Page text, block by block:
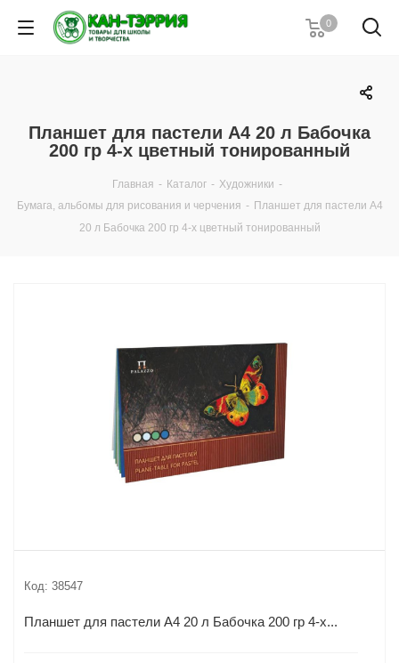
0
Планшет для пастели А4 20 л Бабочка
200 гр 4-х цветный тонированный
Главная - Каталог - Художники -
Бумага, альбомы для рисования и черчения - Планшет для пастели А4
20 л Бабочка 200 гр 4-х цветный тонированный
Код: 38547
Планшет для пастели А4 20 л Бабочка 200 гр 4-х...